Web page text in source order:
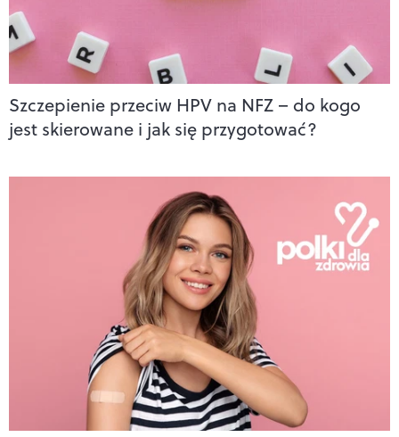
Szczepienie przeciw HPV na NFZ – do kogo
jest skierowane i jak się przygotować?